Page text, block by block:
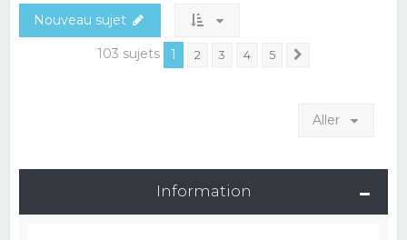
Nouveau sujet
103 sujets 1 2 3 4 5
Aller
Information